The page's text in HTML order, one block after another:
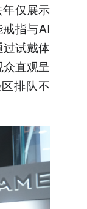
年仅展示
指与AI
试戴体
直观呈
排队不